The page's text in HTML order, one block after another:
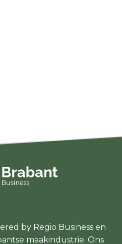
by Regio Business en
maakindustrie. Ons